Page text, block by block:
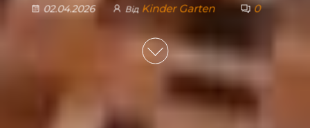
02.04.2026 Від Kinder Garten 0